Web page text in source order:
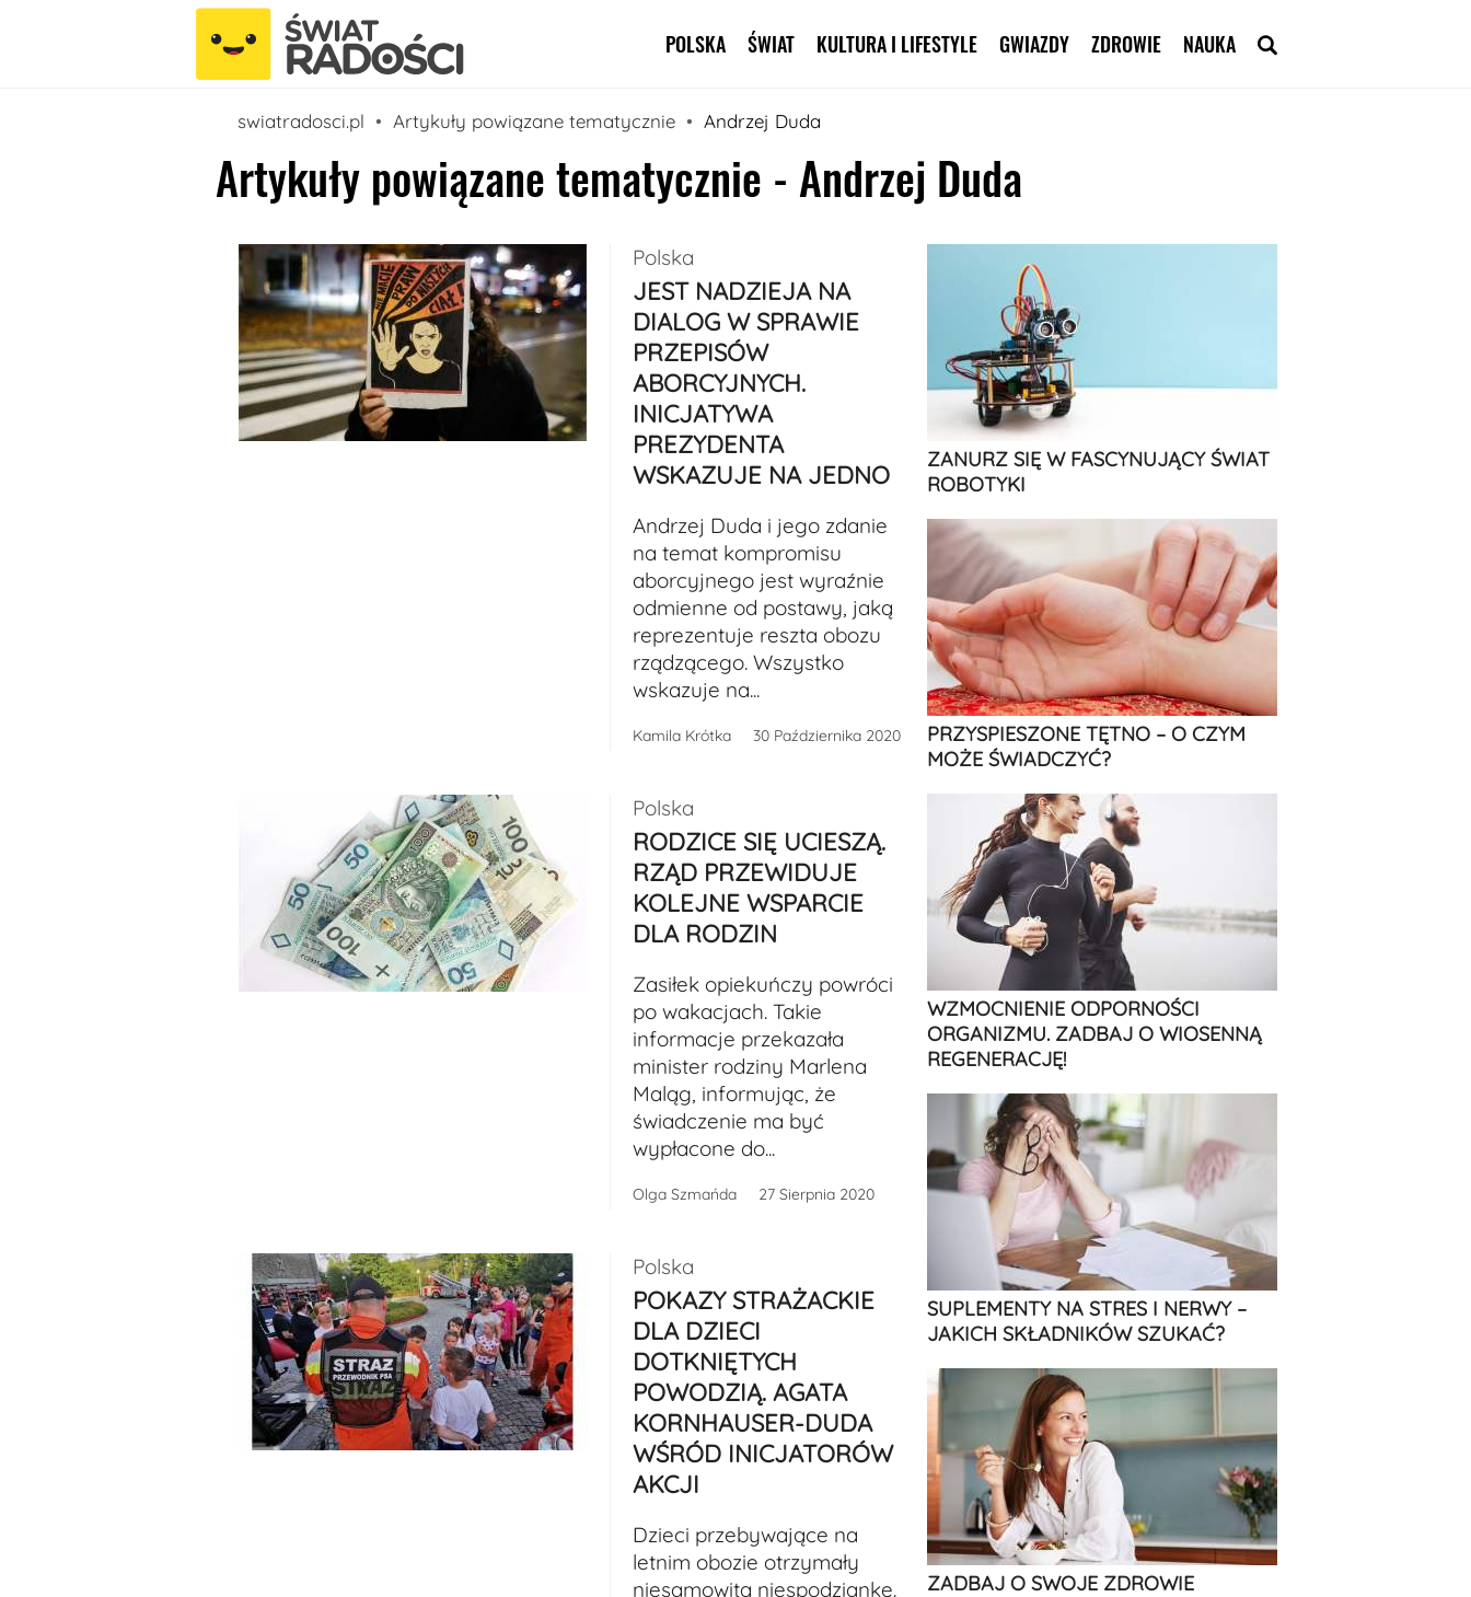
Pomiń nawigację
POLSKA ŚWIAT KULTURA I LIFESTYLE GWIAZDY ZDROWIE NAUKA
swiatradosci.pl Artykuły powiązane tematycznie Andrzej Duda
Artykuły powiązane tematycznie - Andrzej Duda
Polska
JEST NADZIEJA NA
DIALOG W SPRAWIE
PRZEPISÓW
ABORCYJNYCH.
INICJATYWA
PREZYDENTA
WSKAZUJE NA JEDNO
Andrzej Duda i jego zdanie
na temat kompromisu
aborcyjnego jest wyraźnie
odmienne od postawy, jaką
reprezentuje reszta obozu
rządzącego. Wszystko
wskazuje na...
Kamila Krótka 30 Października 2020
Polska
RODZICE SIĘ UCIESZĄ.
RZĄD PRZEWIDUJE
KOLEJNE WSPARCIE
DLA RODZIN
Zasiłek opiekuńczy powróci
po wakacjach. Takie
informacje przekazała
minister rodziny Marlena
Maląg, informując, że
świadczenie ma być
wypłacone do...
Olga Szmańda 27 Sierpnia 2020
Polska
POKAZY STRAŻACKIE
DLA DZIECI
DOTKNIĘTYCH
POWODZIĄ. AGATA
KORNHAUSER-DUDA
WŚRÓD INICJATORÓW
AKCJI
Dzieci przebywające na
letnim obozie otrzymały
niesamowitą niespodziankę.
ZANURZ SIĘ W FASCYNUJĄCY ŚWIAT
ROBOTYKI
PRZYSPIESZONE TĘTNO – O CZYM
MOŻE ŚWIADCZYĆ?
WZMOCNIENIE ODPORNOŚCI
ORGANIZMU. ZADBAJ O WIOSENNĄ
REGENERACJĘ!
SUPLEMENTY NA STRES I NERWY –
JAKICH SKŁADNIKÓW SZUKAĆ?
ZADBAJ O SWOJE ZDROWIE